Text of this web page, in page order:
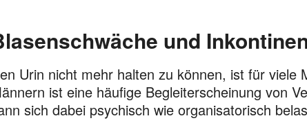
und
Urin nicht mehr halten zu können, ist für viele
ist eine häufige Begleiterscheinung von
sich dabei psychisch wie organisatorisch